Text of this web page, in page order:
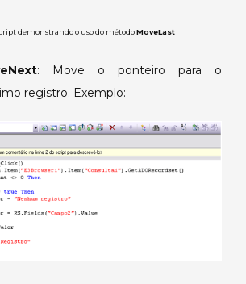
demonstrando o uso do métodoMoveLast
: Move o ponteiro para o
registro. Exemplo: